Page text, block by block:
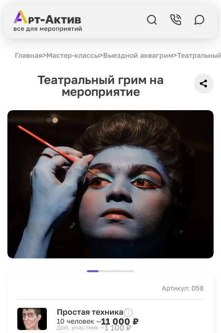
Главная>Мастер-классы>Выездной аквагрим>
Театральный грим на
мероприятие
Артикул: D58
Простая техника
10 человек —11 000 ₽
Доп. участник —1 100 ₽